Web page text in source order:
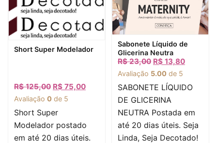
Visualização rápida
Short Super Modelador
R$125,00 R$ 75,00
Avaliação 0 de 5
Short Super
Modelador postado
em até 20 dias úteis.
Visualização rápida
Sabonete Líquido de
Glicerina Neutra
R$23,00 R$ 13,80
Avaliação 5.00 de 5
SABONETE LÍQUIDO
DE GLICERINA
NEUTRA Postada em
até 20 dias úteis. Seja
Linda, Seja Decotado!